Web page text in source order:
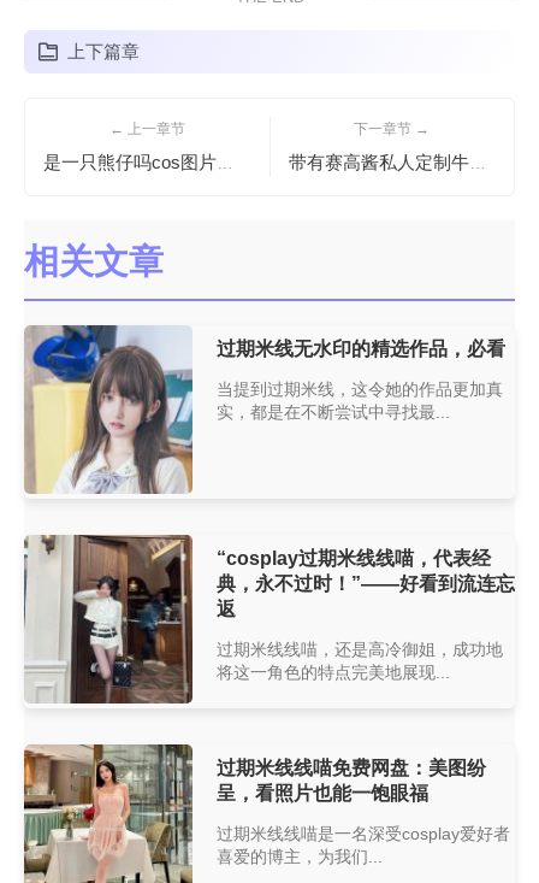
上下篇章
← 上一章节 下一章节 →
带有赛高酱私人定制牛奶的原图套，欢迎品鉴。
相关文章
过期米线无水印的精选作品，必看
当提到过期米线，这令她的作品更加真
实，都是在不断尝试中寻找最...
“cosplay过期米线线喵，代表经
典，永不过时！”——好看到流连忘
返
过期米线线喵，还是高冷御姐，成功地
将这一角色的特点完美地展现...
过期米线线喵免费网盘：美图纷
呈，看照片也能一饱眼福
过期米线线喵是一名深受cosplay爱好者
喜爱的博主，为我们...